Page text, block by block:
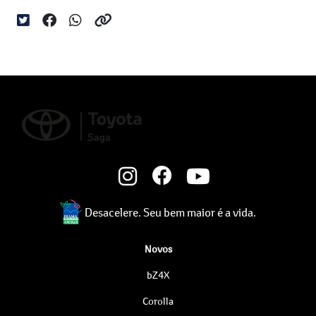
Desacelere. Seu bem maior é a vida.
Novos
bZ4X
Corolla